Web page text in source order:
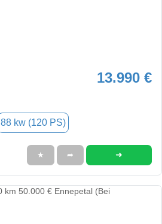
13.990 €
88 kw (120 PS)
★ ➦ ➜